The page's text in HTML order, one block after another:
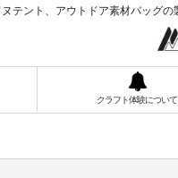
テント、アウトドア素材バッグ
クラフト体験について